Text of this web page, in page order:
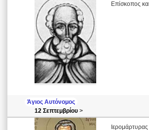
Επίσκοπος
Άγιος Αυτόνομος
12 Σεπτεμβρίου >